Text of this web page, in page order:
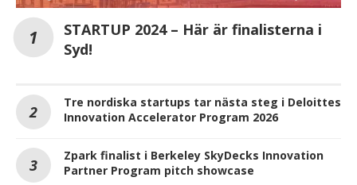
STARTUP 2024 – Här är finalisterna i
Syd!
Tre nordiska startups tar nästa steg i Deloittes
Innovation Accelerator Program 2026
Zpark finalist i Berkeley SkyDecks Innovation
Partner Program pitch showcase